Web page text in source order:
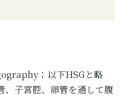
；以下HSGと略
、子宮腔、卵管を通して腹